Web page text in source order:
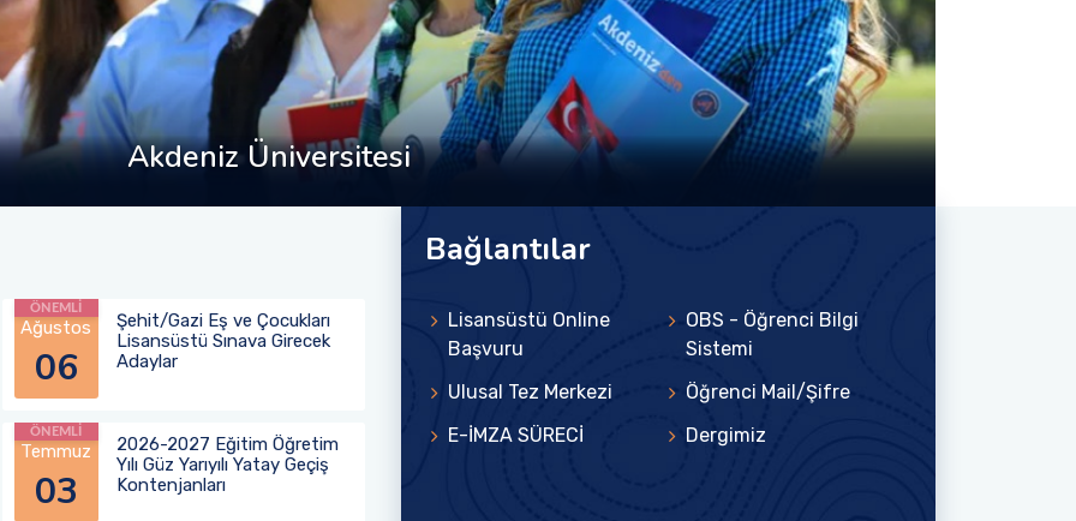
Akdeniz Üniversitesi
Akdeniz University
Akdeniz University
Akdeniz Üniversitesi
Akdeniz Üniversitesi
Akdeniz University
Akdeniz University
Akdeniz Üniversitesi
Akdeniz Üniversitesi
Akdeniz University
Ağustos
06
Şehit/Gazi Eş ve Çocukları
Lisansüstü Sınava Girecek
Adaylar
ÖNEMLİ
Temmuz
03
2026-2027 Eğitim Öğretim
Yılı Güz Yarıyılı Yatay Geçiş
Kontenjanları
ÖNEMLİ
Bağlantılar
Lisansüstü Online
Başvuru
OBS - Öğrenci Bilgi
Sistemi
Ulusal Tez Merkezi
Öğrenci Mail/Şifre
E-İMZA SÜRECİ
Dergimiz